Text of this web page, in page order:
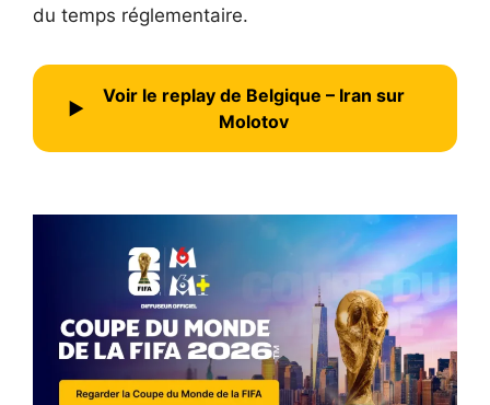
du temps réglementaire.
▶
Voir le replay de Belgique – Iran sur
Molotov